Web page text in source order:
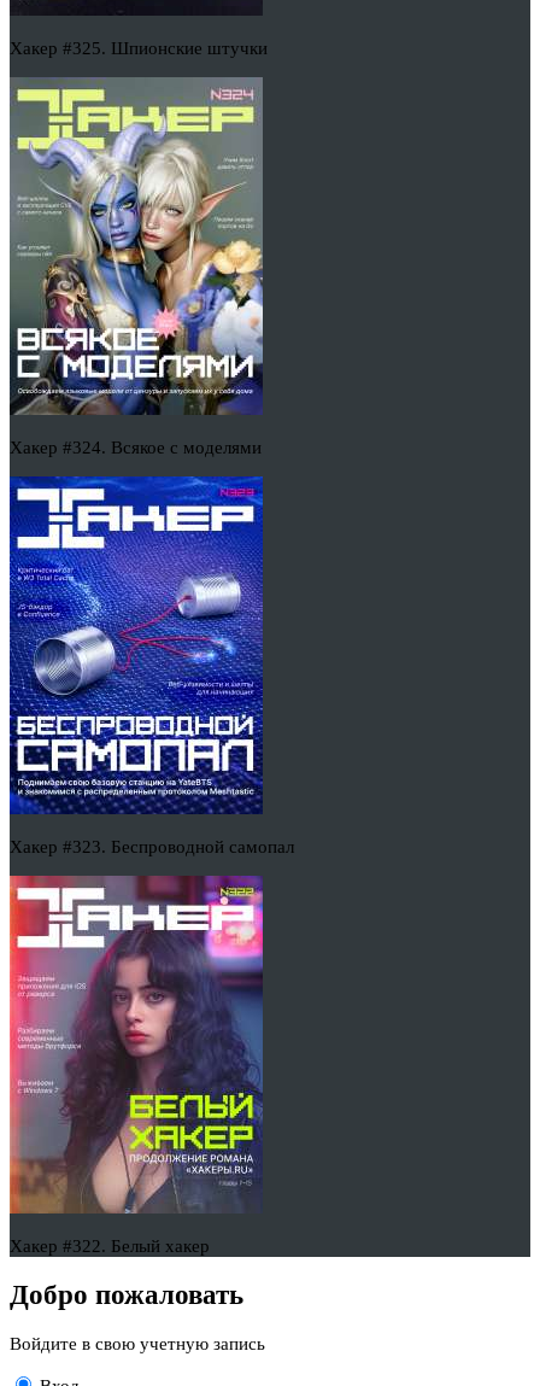
Хакер #325. Шпионские штучки
Хакер #324. Всякое с моделями
Хакер #323. Беспроводной самопал
Хакер #322. Белый хакер
Добро пожаловать
Войдите в свою учетную запись